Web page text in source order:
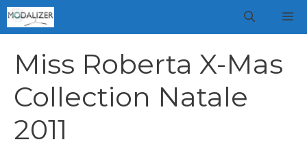
Vai
al
Miss Roberta X-Mas
Collection Natale
2011